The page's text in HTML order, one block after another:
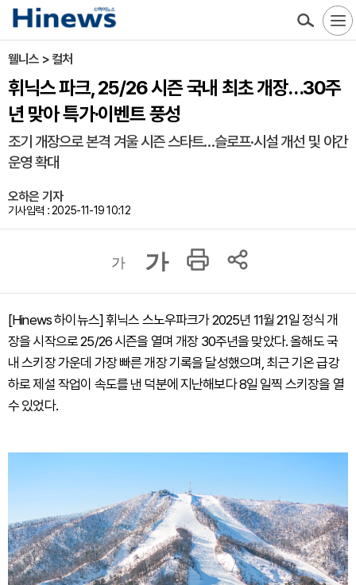
웰니스 > 컬처
휘닉스 파크, 25/26 시즌 국내 최초 개장…30주
년 맞아 특가·이벤트 풍성
조기 개장으로 본격 겨울 시즌 스타트…슬로프·시설 개선 및 야간
운영 확대
오하은 기자
기사입력 : 2025-11-19 10:12
가 가
[Hinews 하이뉴스] 휘닉스 스노우파크가 2025년 11월 21일 정식 개
장을 시작으로 25/26 시즌을 열며 개장 30주년을 맞았다. 올해도 국
내 스키장 가운데 가장 빠른 개장 기록을 달성했으며, 최근 기온 급강
하로 제설 작업이 속도를 낸 덕분에 지난해보다 8일 일찍 스키장을 열
수 있었다.